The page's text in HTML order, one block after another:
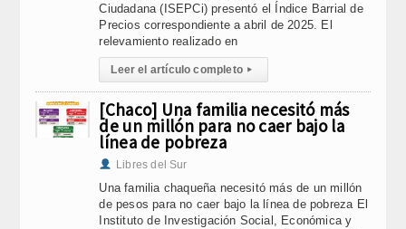
Ciudadana (ISEPCi) presentó el Índice Barrial de
Precios correspondiente a abril de 2025. El
relevamiento realizado en
Leer el artículo completo ▸
[Chaco] Una familia necesitó más
de un millón para no caer bajo la
línea de pobreza
Libres del Sur
Una familia chaqueña necesitó más de un millón
de pesos para no caer bajo la línea de pobreza El
Instituto de Investigación Social, Económica y